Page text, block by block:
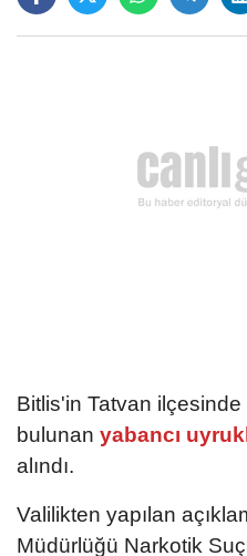
Bitlis'in Tatvan
bulunan yabancı
alındı.
Valilikten yapılan
Müdürlüğü Narkotik